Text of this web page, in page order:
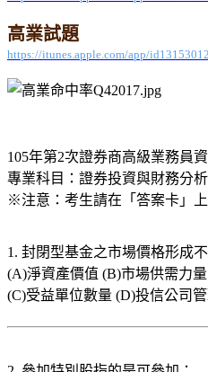
高業試題
https://itunes.apple.com/app/
105年第2次證券商高級業務員
專業科目：證券投資與財務分
※注意：考生請在「答案卡」
1. 封閉型基金之市場價格形成不
(A)淨資產價值 (B)市場供需力量
(C)受益單位數量 (D)投信公司